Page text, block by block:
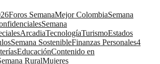
Foros SemanaMejor ColombiaSemana
Semana
ArcadiaTecnologíaTurismoEstados
Semana SostenibleFinanzas Personales4
EducaciónContenido en
RuralMujeres